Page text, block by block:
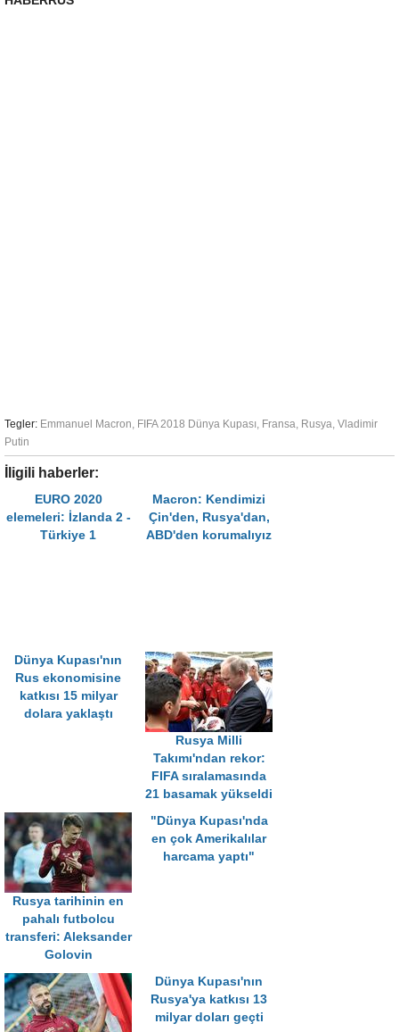
Tegler: Emmanuel Macron, FIFA 2018 Dünya Kupası, Fransa, Rusya, Vladimir
Putin
İligili haberler:
EURO 2020
elemeleri: İzlanda 2 -
Türkiye 1
Macron: Kendimizi
Çin'den, Rusya'dan,
ABD'den korumalıyız
Dünya Kupası'nın
Rus ekonomisine
katkısı 15 milyar
dolara yaklaştı
Rusya Milli
Takımı'ndan rekor:
FIFA sıralamasında
21 basamak yükseldi
Rusya tarihinin en
pahalı futbolcu
transferi: Aleksander
Golovin
"Dünya Kupası'nda
en çok Amerikalılar
harcama yaptı"
Dünya Kupası'nın
Rusya'ya katkısı 13
milyar doları geçti